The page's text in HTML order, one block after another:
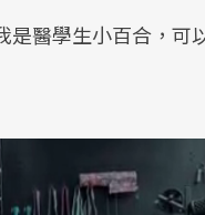
是醫學生小百合，可